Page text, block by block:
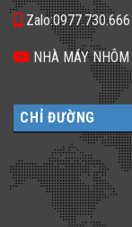
Zalo:0977.730.666
NHÀ MÁY
CHỈ ĐƯỜNG